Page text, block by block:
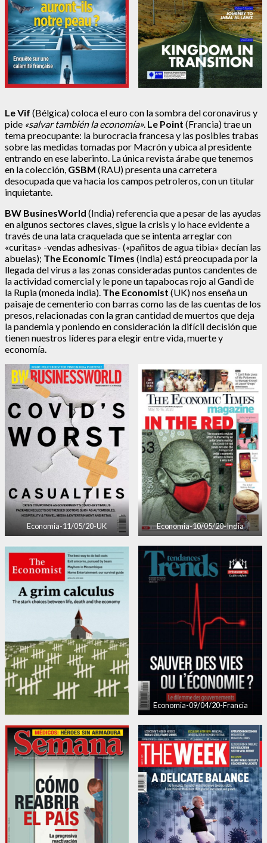
Le Vif (Bélgica)coloca el euro con la sombra del coronavirus y
pide «salvar también la economía». Le Point (Francia) trae un
tema preocupante: la burocracia francesa y las posibles trabas
sobre las medidas tomadas por Macrón y ubica al presidente
entrando en ese laberinto. La única revista árabe que tenemos
en la colección, GSBM (RAU) presenta una carretera
desocupada que va hacia los campos petroleros, con un titular
inquietante.
BW BusinesWorld (India) referencia que a pesar de las ayudas
en algunos sectores claves, sigue la crisis y lo hace evidente a
través de una lata craquelada que se intenta arreglar con
«curitas» -vendas adhesivas- («pañitos de agua tibia» decían las
abuelas); The Economic Times (India) está preocupada por la
llegada del virus a las zonas consideradas puntos candentes de
la actividad comercial y le pone un tapabocas rojo al Gandi de
la Rupia (moneda india). The Economist (UK) nos enseña un
paisaje de cementerio con barras como las de las cuentas de los
presos, relacionadas con la gran cantidad de muertos que deja
la pandemia y poniendo en consideración la difícil decisión que
tienen nuestros líderes para elegir entre vida, muerte y
economía.
Economia-11/05/20-UK Economia-10/05/20-India
Economia-09/04/20-Francia